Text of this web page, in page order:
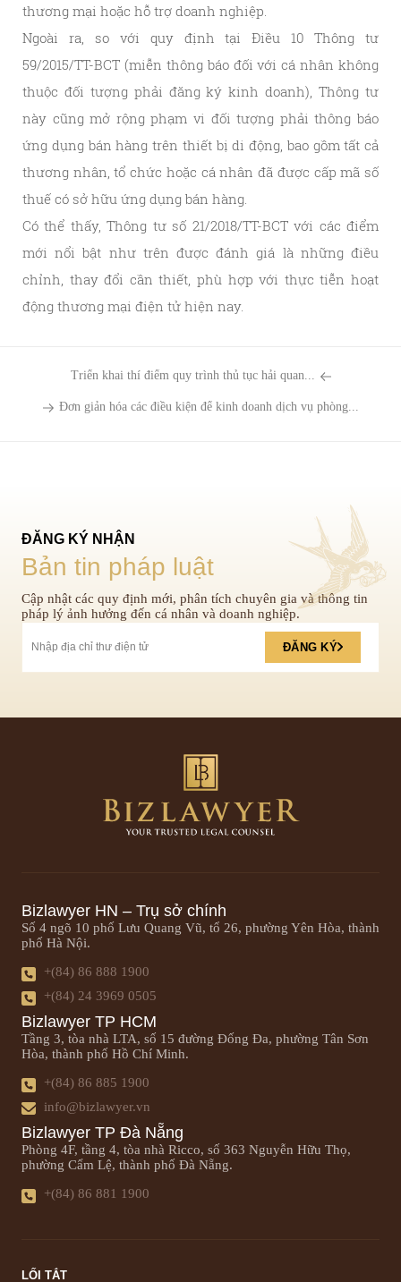
thương mại hoặc hỗ trợ doanh nghiệp.
Ngoài ra, so với quy định tại Điều 10 Thông tư
59/2015/TT-BCT (miễn thông báo đối với cá nhân không
thuộc đối tượng phải đăng ký kinh doanh), Thông tư
này cũng mở rộng phạm vi đối tượng phải thông báo
ứng dụng bán hàng trên thiết bị di động, bao gồm tất cả
thương nhân, tổ chức hoặc cá nhân đã được cấp mã số
thuế có sở hữu ứng dụng bán hàng.
Có thể thấy, Thông tư số 21/2018/TT-BCT với các điểm
mới nổi bật như trên được đánh giá là những điều
chỉnh, thay đổi cần thiết, phù hợp với thực tiễn hoạt
động thương mại điện tử hiện nay.
Triển khai thí điểm quy trình thủ tục hải quan...
Đơn giản hóa các điều kiện để kinh doanh dịch vụ phòng...
ĐĂNG KÝ NHẬN
Bản tin pháp luật
Cập nhật các quy định mới, phân tích chuyên gia và thông tin
pháp lý ảnh hưởng đến cá nhân và doanh nghiệp.
ĐĂNG KÝ
Bizlawyer HN – Trụ sở chính
Số 4 ngõ 10 phố Lưu Quang Vũ, tổ 26, phường Yên Hòa, thành
phố Hà Nội.
+(84) 86 888 1900
+(84) 24 3969 0505
Bizlawyer TP HCM
Tầng 3, tòa nhà LTA, số 15 đường Đống Đa, phường Tân Sơn
Hòa, thành phố Hồ Chí Minh.
+(84) 86 885 1900
info@bizlawyer.vn
Bizlawyer TP Đà Nẵng
Phòng 4F, tầng 4, tòa nhà Ricco, số 363 Nguyễn Hữu Thọ,
phường Cẩm Lệ, thành phố Đà Nẵng.
+(84) 86 881 1900
LỐI TẮT